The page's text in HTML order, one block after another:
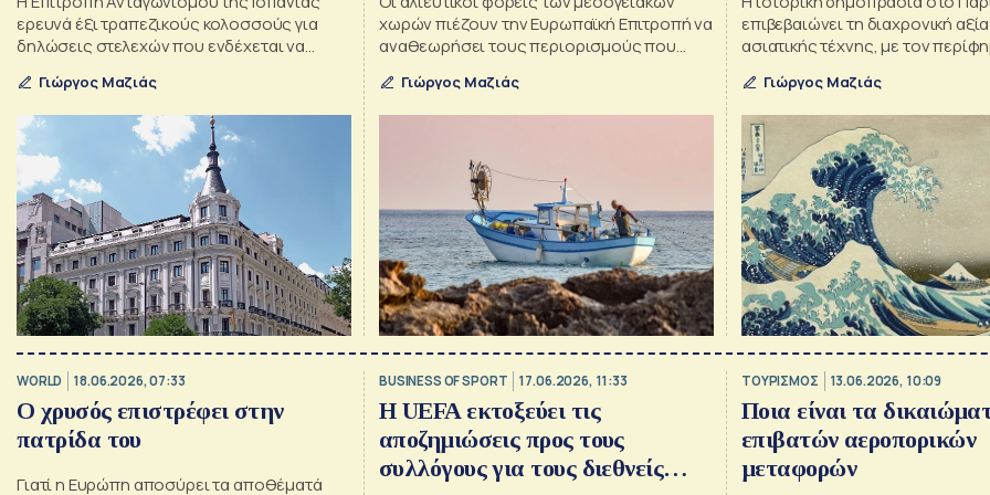
ερευνά έξι τραπεζικούς κολοσσούς για
δηλώσεις στελεχών που ενδέχεται να
στεγαστικών δανείων σταθερού επιτοκίου
Γιώργος Μαζιάς
χωρών πιέζουν την Ευρωπαϊκή Επιτροπή να
αναθεωρήσει τους περιορισμούς που
προειδοποιώντας για σοβαρές επιπτώσεις
στη βιωσιμότητα
Γιώργος Μαζιάς
επιβεβαιώνει τη διαχρονική
ασιατικής τέχνης, με τον
ένα από τα πιο αναγνωρίσιμα
ιστορία
Γιώργος Μαζιάς
WORLD 18.06.2026, 07:33
Ο χρυσός επιστρέφει στην
πατρίδα του
Γιατί η Ευρώπη αποσύρει τα αποθέματά
BUSINESS OF SPORT 17.06.2026, 11:33
Η UEFA εκτοξεύει τις
αποζημιώσεις προς τους
συλλόγους για τους διεθνείς
ΤΟΥΡΙΣΜΟΣ 13.06.2026, 10:09
Ποια είναι τα
επιβατών αεροπορικών
μεταφορών